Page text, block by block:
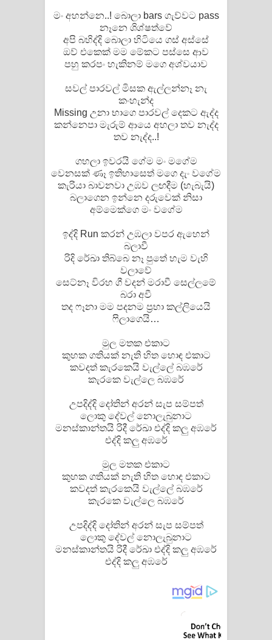
මං අහන්නෙ..! බොලා bars ගැව්වට pass
නෑනෙ ශිශ්ෂත්වේ
අපි බහිද්දි බොලා හිටියෙ ගස් අස්සේ
ඔව් එකෙක් මම මේකට පස්සෙ ආව
පහු කරපං හැකිනම් මගෙ අශ්වයාව
සවල් පාරවල් මිසක ඇල්ලන්නෑ නැ
කංහැන්ද
Missing උනා භාගෙ පාරවල් දෙකට ඇද්ද
කන්නෙපා මැරුම් ආයෙ අහලා තව නැද්ද
තව නැද්ද..!
ගහලා ඉවරයි ගේම මං මගේම
වෙනසක් ණෑ ඉතිහාසෙත් මගෙ දැං වගේම
කැරියා බාවනවා උඹව ලඟදීම (හැබැයි)
බලාගෙන ඉන්නෙ දරුවෙක් නිසා
අම්මෙක්ගෙ මං වගේම
ඉද්දි Run කරන් උඹලා වපර ඇහෙන්
බලාවී
රිදි රේඛා තිබ්බෙ නෑ පුතේ හැම වැහි
වලාවේ
සෙට්නෑ විරහ ගී වදන් මරාවී සෙල්ලමේ
බරා අවී
තද ෆෑනා මම පදනම ප්‍රභා කල්ලියෙයි
ෆිලාගෙයි…
මුල මතක එකාට
කුහක ගතියක් නැති හිත හොඳ එකාට
කවදත් කැරකෙයි වැල්ලේ බඹරේ
කැරකෙ වැල්ලෙ බඹරේ
උපදිද්දි දෝතින් අරන් සැප සම්පත්
ලොකු දේවල් නොලැබුනාට
මනස්කාන්තයි රිදී රේඛා එද්දි කලු අඹරේ
එද්දි කලු අඹරේ
මුල මතක එකාට
කුහක ගතියක් නැති හිත හොඳ එකාට
කවදත් කැරකෙයි වැල්ලේ බඹරේ
කැරකෙ වැල්ලෙ බඹරේ
උපදිද්දි දෝතින් අරන් සැප සම්පත්
ලොකු දේවල් නොලැබුනාට
මනස්කාන්තයි රිදී රේඛා එද්දි කලු අඹරේ
එද්දි කලු අඹරේ